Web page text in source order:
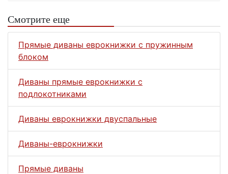
Смотрите еще
Прямые диваны еврокнижки с пружинным
блоком
Диваны прямые еврокнижки с
подлокотниками
Диваны еврокнижки двуспальные
Диваны-еврокнижки
Прямые диваны